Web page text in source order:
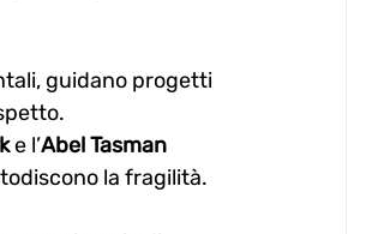
guidano progetti
e l’Abel Tasman
la fragilità.